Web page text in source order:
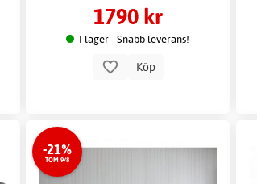
1790 kr
I lager - Snabb leverans!
Köp
-21%
TOM 9/8